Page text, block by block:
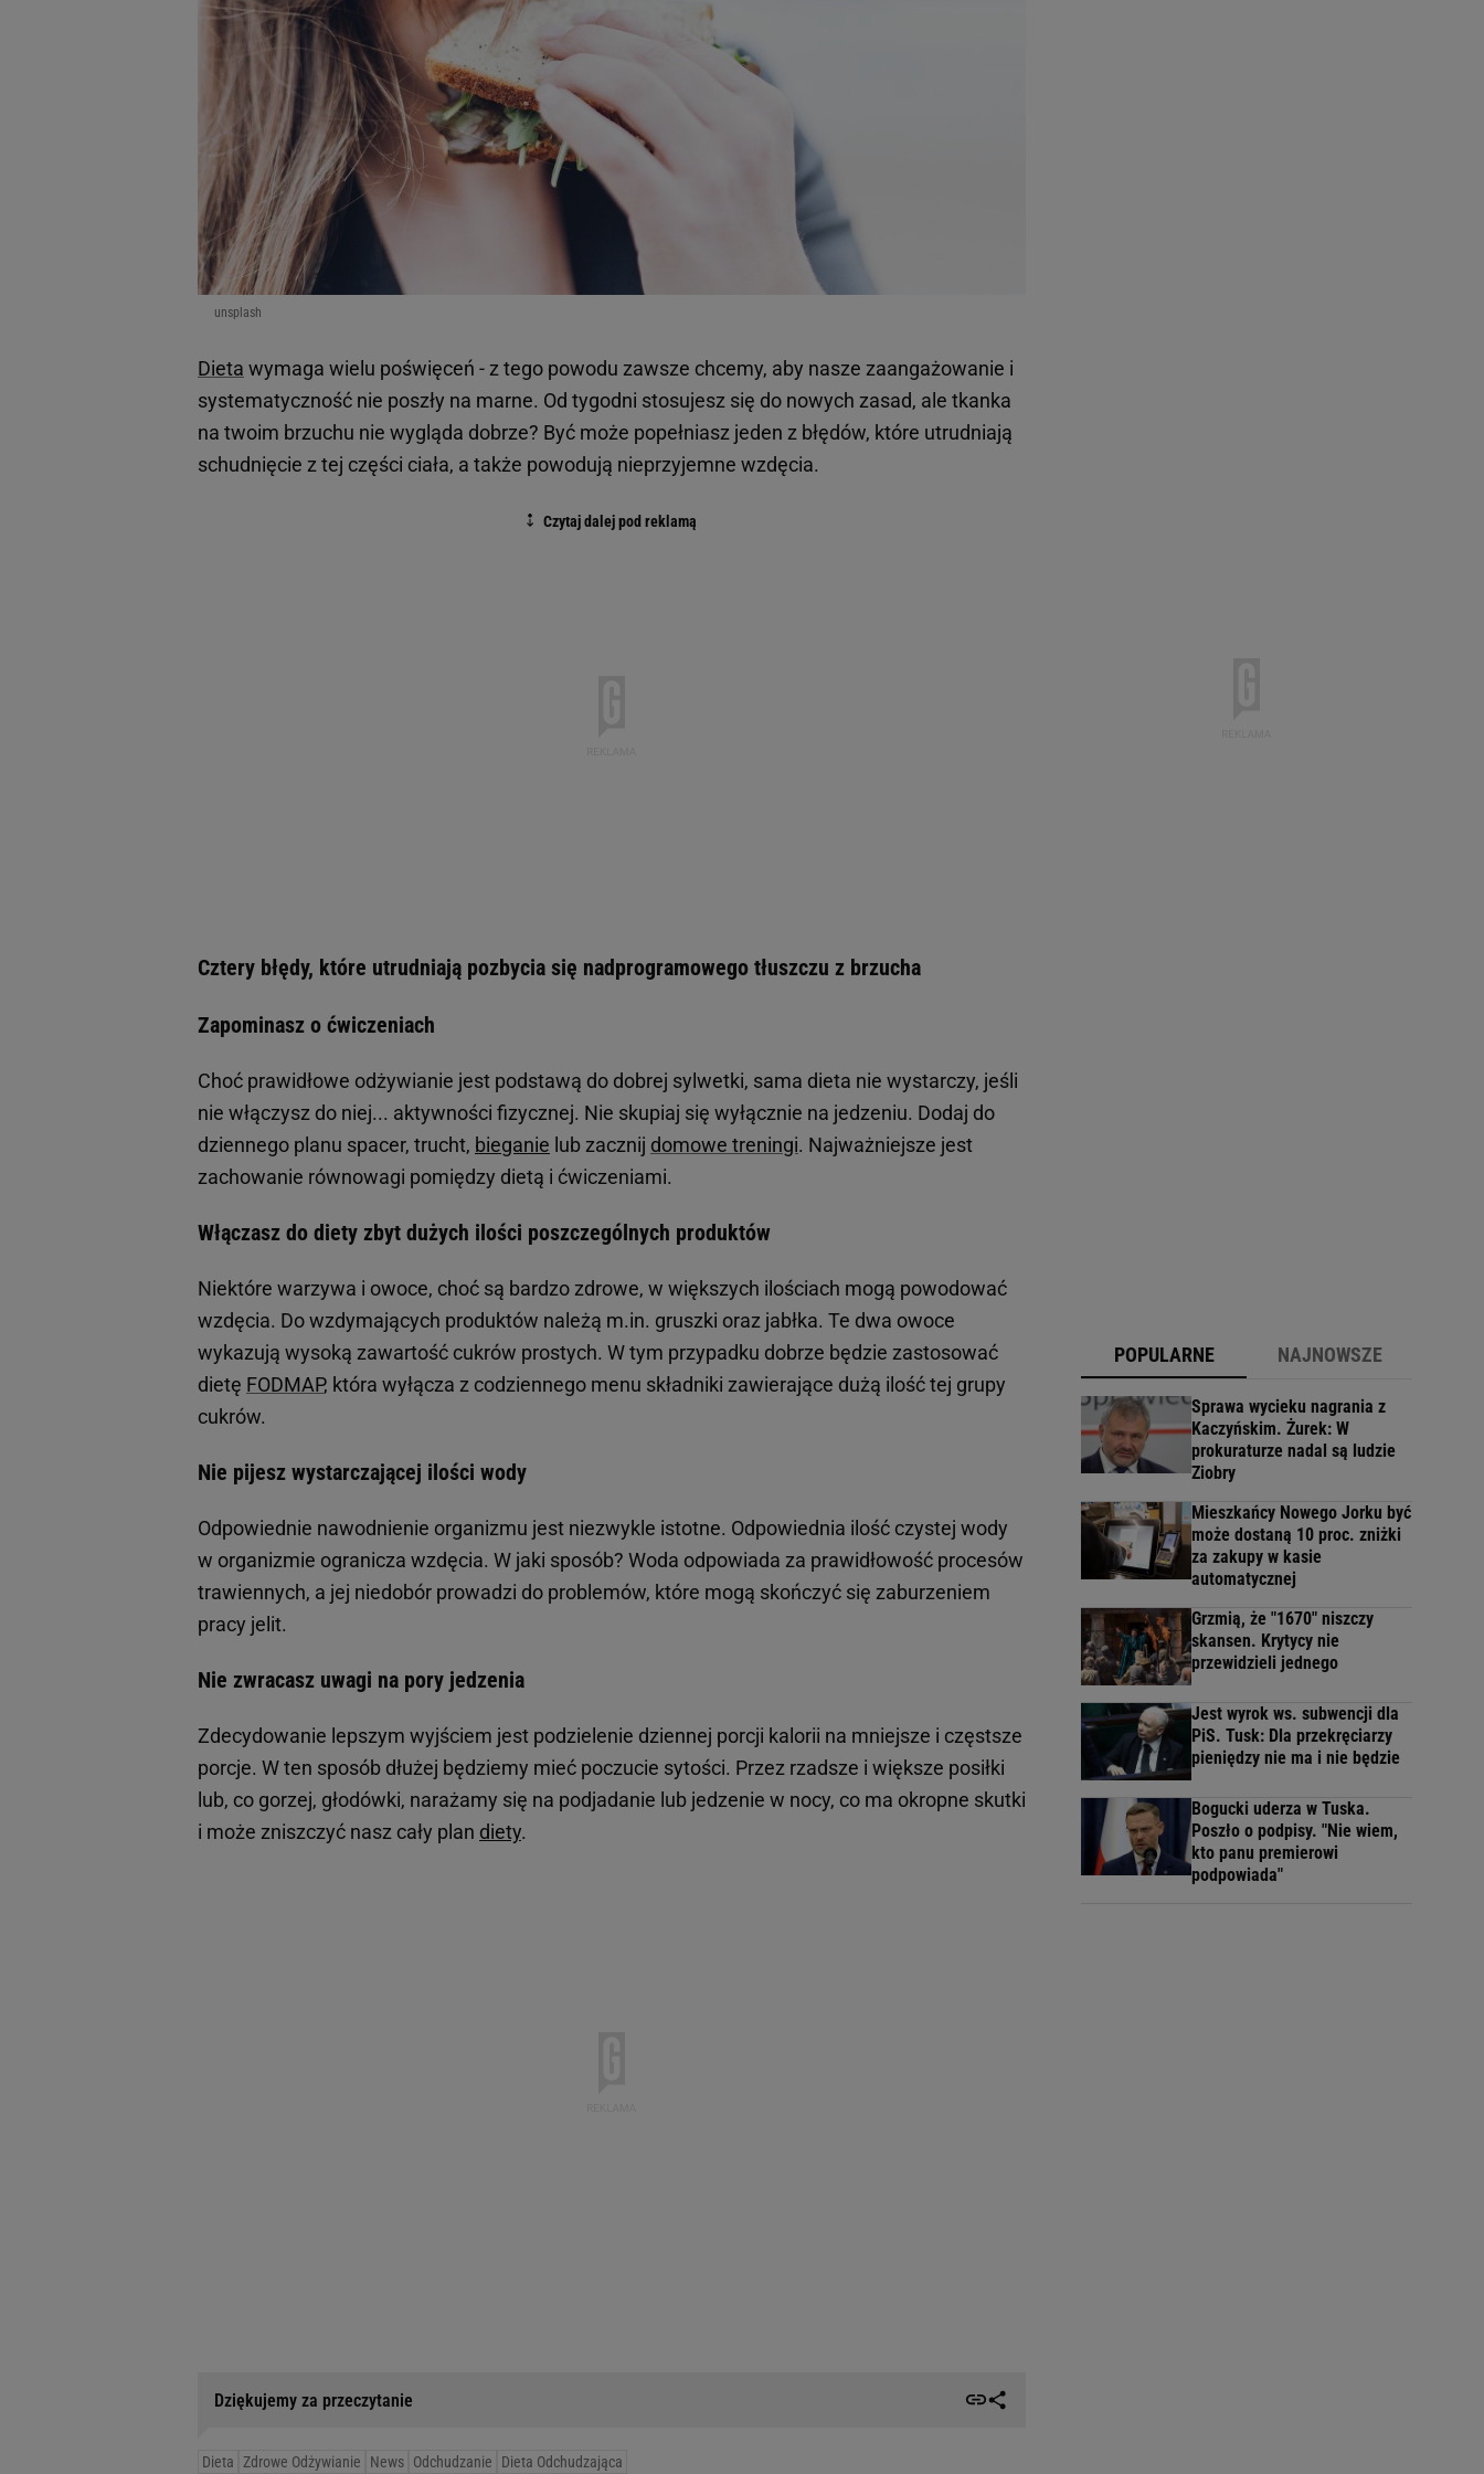
unsplash
Dieta wymaga wielu poświęceń - z tego powodu zawsze chcemy, aby nasze zaangażowanie i
systematyczność nie poszły na marne. Od tygodni stosujesz się do nowych zasad, ale tkanka
na twoim brzuchu nie wygląda dobrze? Być może popełniasz jeden z błędów, które utrudniają
schudnięcie z tej części ciała, a także powodują nieprzyjemne wzdęcia.
Cztery błędy, które utrudniają pozbycia się nadprogramowego tłuszczu z brzucha
Zapominasz o ćwiczeniach
Choć prawidłowe odżywianie jest podstawą do dobrej sylwetki, sama dieta nie wystarczy, jeśli
nie włączysz do niej... aktywności fizycznej. Nie skupiaj się wyłącznie na jedzeniu. Dodaj do
dziennego planu spacer, trucht, bieganie lub zacznij domowe treningi. Najważniejsze jest
zachowanie równowagi pomiędzy dietą i ćwiczeniami.
Włączasz do diety zbyt dużych ilości poszczególnych produktów
Niektóre warzywa i owoce, choć są bardzo zdrowe, w większych ilościach mogą powodować
wzdęcia. Do wzdymających produktów należą m.in. gruszki oraz jabłka. Te dwa owoce
wykazują wysoką zawartość cukrów prostych. W tym przypadku dobrze będzie zastosować
dietę FODMAP, która wyłącza z codziennego menu składniki zawierające dużą ilość tej grupy
cukrów.
Nie pijesz wystarczającej ilości wody
Odpowiednie nawodnienie organizmu jest niezwykle istotne. Odpowiednia ilość czystej wody
w organizmie ogranicza wzdęcia. W jaki sposób? Woda odpowiada za prawidłowość procesów
trawiennych, a jej niedobór prowadzi do problemów, które mogą skończyć się zaburzeniem
pracy jelit.
Nie zwracasz uwagi na pory jedzenia
Zdecydowanie lepszym wyjściem jest podzielenie dziennej porcji kalorii na mniejsze i częstsze
porcje. W ten sposób dłużej będziemy mieć poczucie sytości. Przez rzadsze i większe posiłki
lub, co gorzej, głodówki, narażamy się na podjadanie lub jedzenie w nocy, co ma okropne skutki
i może zniszczyć nasz cały plan diety.
Dziękujemy za przeczytanie
Dieta Zdrowe Odżywianie News Odchudzanie Dieta Odchudzająca
POPULARNE NAJNOWSZE
Sprawa wycieku nagrania z
Kaczyńskim. Żurek: W
prokuraturze nadal są ludzie
Ziobry
Mieszkańcy Nowego Jorku być
może dostaną 10 proc. zniżki
za zakupy w kasie
automatycznej
Grzmią, że "1670" niszczy
skansen. Krytycy nie
przewidzieli jednego
Jest wyrok ws. subwencji dla
PiS. Tusk: Dla przekręciarzy
pieniędzy nie ma i nie będzie
Bogucki uderza w Tuska.
Poszło o podpisy. "Nie wiem,
kto panu premierowi
podpowiada"